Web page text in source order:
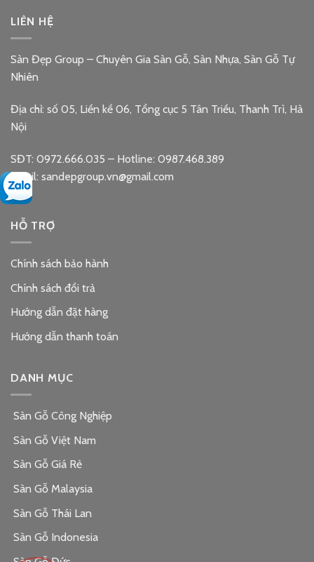
LIÊN HỆ
Sàn Đẹp Group – Chuyên Gia Sàn Gỗ, Sàn Nhựa, Sàn Gỗ Tự
Nhiên
Địa chỉ: số 05, Liền kề 06, Tổng cục 5 Tân Triều, Thanh Trì, Hà
Nội
SĐT: 0972.666.035 – Hotline: 0987.468.389
Email: sandepgroup.vn@gmail.com
HỖ TRỢ
Chính sách bảo hành
Chính sách đổi trả
Hướng dẫn đặt hàng
Hướng dẫn thanh toán
DANH MỤC
Sàn Gỗ Công Nghiệp
Sàn Gỗ Việt Nam
Sàn Gỗ Giá Rẻ
Sàn Gỗ Malaysia
Sàn Gỗ Thái Lan
Sàn Gỗ Indonesia